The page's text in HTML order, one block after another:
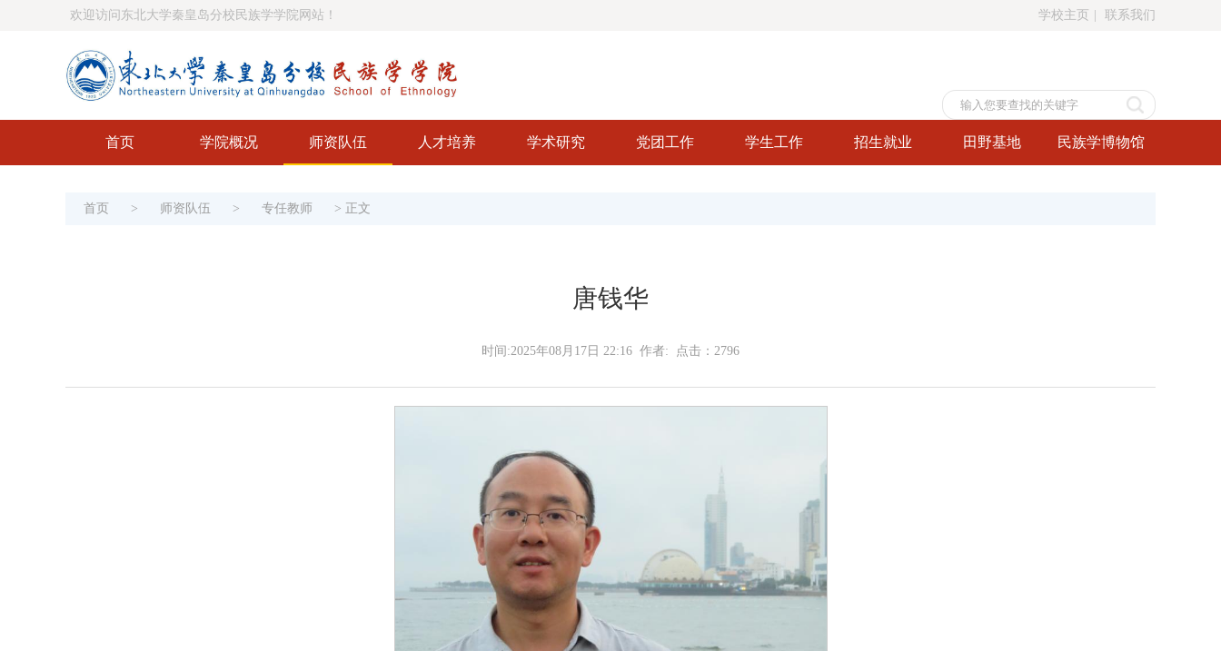
学校主页 联系我们
欢迎访问东北大学秦皇岛分校民族学学院网站！
首页 学院概况 师资队伍 人才培养 学术研究 党团工作 学生工作 招生就业 田野基地 民族学博物馆
首页 > 师资队伍 > 专任教师 > 正文
唐钱华
时间:2025年08月17日 22:16 作者: 点击： 2796